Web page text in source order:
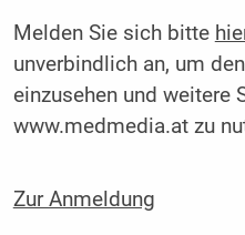
Melden Sie sich bitte
unverbindlich an, um
einzusehen und weitere
www.medmedia.at zu
Zur Anmeldung